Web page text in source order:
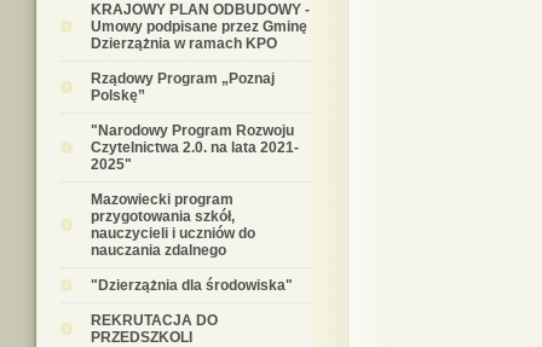
KRAJOWY PLAN ODBUDOWY -
Umowy podpisane przez Gminę
Dzierzążnia w ramach KPO
Rządowy Program „Poznaj
Polskę”
"Narodowy Program Rozwoju
Czytelnictwa 2.0. na lata 2021-
2025"
Mazowiecki program
przygotowania szkół,
nauczycieli i uczniów do
nauczania zdalnego
"Dzierzążnia dla środowiska"
REKRUTACJA DO
PRZEDSZKOLI